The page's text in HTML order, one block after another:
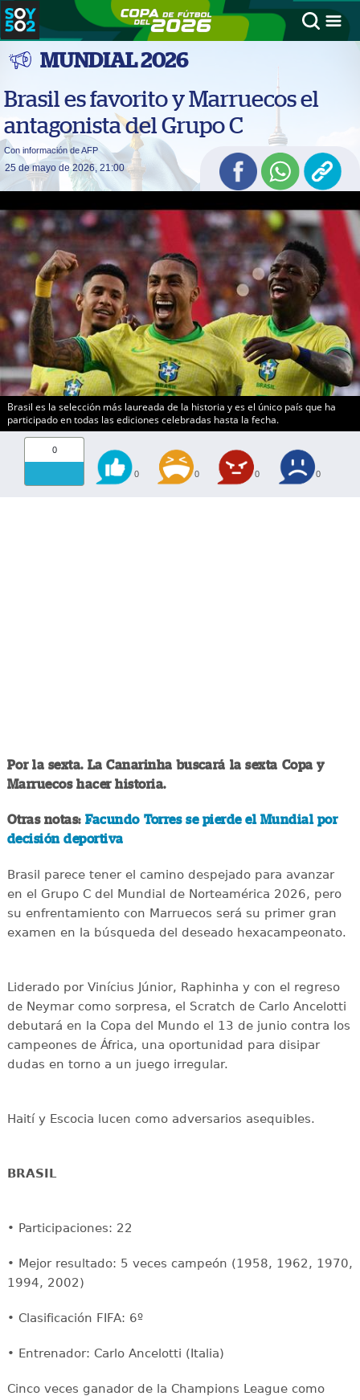
MUNDIAL 2026
Brasil es favorito y Marruecos el
antagonista del Grupo C
Con información de AFP
25 de mayo de 2026, 21:00
Brasil es la selección más laureada de la historia y es el único país que ha
participado en todas las ediciones celebradas hasta la fecha.
0
0 0 0 0
Por la sexta. La Canarinha buscará la sexta Copa y
Marruecos hacer historia.
Otras notas: Facundo Torres se pierde el Mundial por
decisión deportiva
Brasil parece tener el camino despejado para avanzar
en el Grupo C del Mundial de Norteamérica 2026, pero
su enfrentamiento con Marruecos será su primer gran
examen en la búsqueda del deseado hexacampeonato.
Liderado por Vinícius Júnior, Raphinha y con el regreso
de Neymar como sorpresa, el Scratch de Carlo Ancelotti
debutará en la Copa del Mundo el 13 de junio contra los
campeones de África, una oportunidad para disipar
dudas en torno a un juego irregular.
Haití y Escocia lucen como adversarios asequibles.
BRASIL
• Participaciones: 22
• Mejor resultado: 5 veces campeón (1958, 1962, 1970,
1994, 2002)
• Clasificación FIFA: 6º
• Entrenador: Carlo Ancelotti (Italia)
Cinco veces ganador de la Champions League como